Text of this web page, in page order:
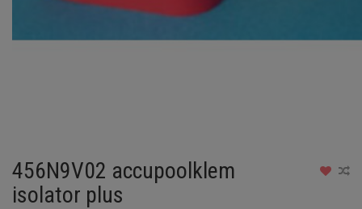
456N9V02 accupoolklem
isolator plus